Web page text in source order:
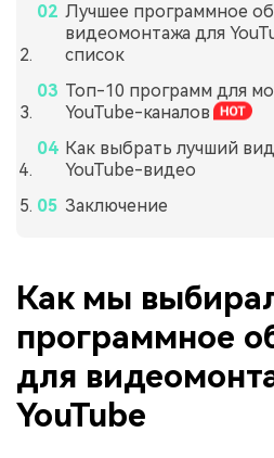
Лучшее программное
видеомонтажа для
список
Топ-10 программ для
YouTube-каналов
Как выбрать лучший
YouTube-видео
Заключение
Как мы
программное
для
YouTube